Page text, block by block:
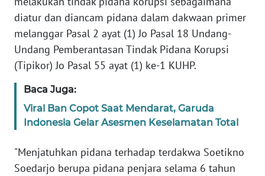
diatur dan diancam pidana dalam dakwaan primer
melanggar Pasal 2 ayat (1) Jo Pasal 18 Undang-
Undang Pemberantasan Tindak Pidana Korupsi
(Tipikor) Jo Pasal 55 ayat (1) ke-1 KUHP.
Baca Juga:
Viral Ban Copot Saat Mendarat, Garuda
Indonesia Gelar Asesmen Keselamatan Total
"Menjatuhkan pidana terhadap terdakwa Soetikno
Soedarjo berupa pidana penjara selama 6 tahun
TENTANG
KAMI
PEDOMAN
MEDIA
SIBER
REDAKSI
DISCLAIMER